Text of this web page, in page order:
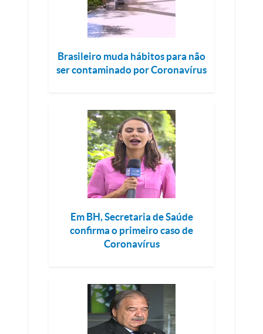
Brasileiro muda hábitos para não
ser contaminado por Coronavírus
Em BH, Secretaria de Saúde
confirma o primeiro caso de
Coronavírus